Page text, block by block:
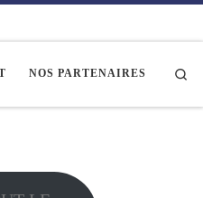
NOS PARTENAIRES